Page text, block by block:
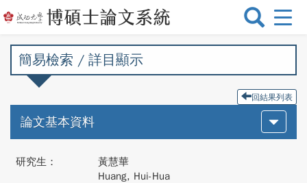
選
切
簡易檢索 / 詳目顯示
回結果列表
論文基本資料
研究生：
黃慧華
Huang, Hui-Hua